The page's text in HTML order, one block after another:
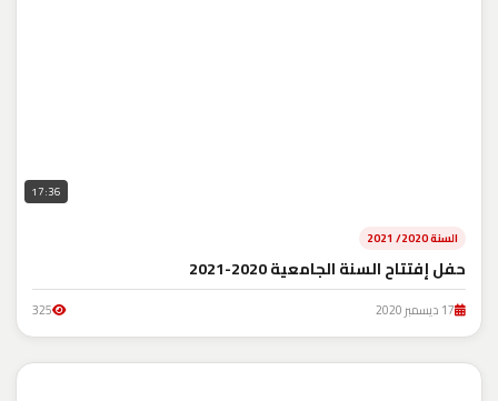
17:36
السنة 2020/ 2021
حفل إفتتاح السنة الجامعية 2020-2021
17 ديسمبر 2020 325